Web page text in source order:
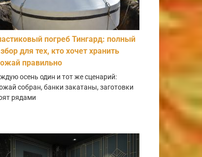
погреб Тингард: полный
для тех, кто хочет хранить
правильно
осень один и тот же сценарий:
собран, банки закатаны, заготовки
рядами